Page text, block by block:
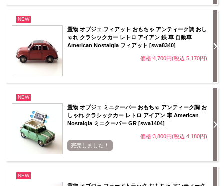
NEW
置物 オブジェ フィアット おもちゃ アンティーク調 おし
ゃれ クラシックカー レトロ アイアン 鉄 車 自動車
American Nostalgia フィアット [swa8340]
価格:4,700円(税込 5,170円)
NEW
置物 オブジェ ミニクーパー おもちゃ アンティーク調 お
しゃれ クラシックカー レトロ アイアン 車 American
Nostalgia ミニクーパー GR [swa1404]
価格:3,800円(税込 4,180円)
完売しました！
NEW